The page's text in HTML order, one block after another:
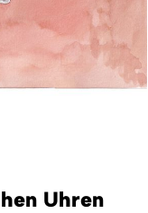
Uhren